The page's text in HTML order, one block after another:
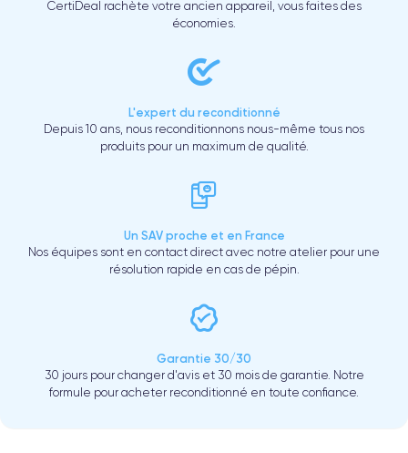
CertiDeal rachète votre ancien appareil, vous faites des
économies.
L'expert du reconditionné
Depuis 10 ans, nous reconditionnons nous-même tous nos
produits pour un maximum de qualité.
Un SAV proche et en France
Nos équipes sont en contact direct avec notre atelier pour une
résolution rapide en cas de pépin.
Garantie 30/30
30 jours pour changer d'avis et 30 mois de garantie. Notre
formule pour acheter reconditionné en toute confiance.